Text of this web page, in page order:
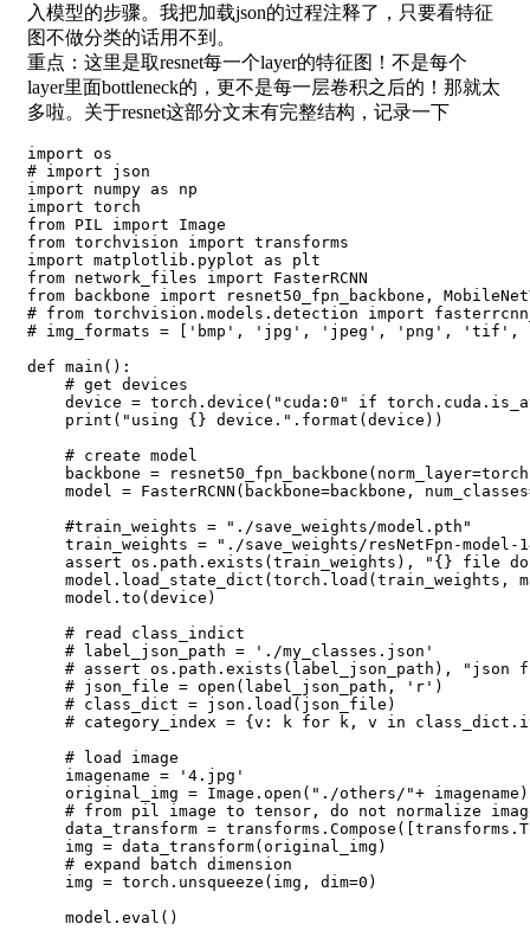
入模型的步骤。我把加载json的过程注释了，只要看特征
图不做分类的话用不到。
重点：这里是取resnet每一个layer的特征图！不是每个
layer里面bottleneck的，更不是每一层卷积之后的！那就太
多啦。关于resnet这部分文末有完整结构，记录一下
import
# import json
import numpy as
import
from PIL import
from torchvision import
import matplotlib . pyplot as
from network_files import
from backbone import resnet50_fpn_backbone ,
# from torchvision.models.detection import
# img_formats = ['bmp', 'jpg', 'jpeg', 'png',
def main ( ) :
# get devices
    device
= torch . device ( "cuda:0" if torch . cuda .
print ( "using {} device." . format ( device ) )
# create model
    backbone
= resnet50_fpn_backbone ( norm_layer=torch
    model
= FasterRCNN ( backbone=backbone , num_classes
#train_weights = "./save_weights/model.pth"
    train_weights
=
"./save_weights/resNetFpn-model-
assert os . path . exists ( train_weights ) ,
"{} file
    model
. load_state_dict ( torch . load ( train_weights ,
    model
. to ( device )
# read class_indict
# label_json_path = './my_classes.json'
# assert os.path.exists(label_json_path),
# json_file = open(label_json_path, 'r')
# class_dict = json.load(json_file)
# category_index = {v: k for k, v in
# load image
    imagename
=
'4.jpg'
    original_img
= Image . open ( "./others/"+ imagename )
# from pil image to tensor, do not normalize
    data_transform
= transforms . Compose ( transforms .
    img
= data_transform( original_img )
# expand batch dimension
    img
= torch . unsqueeze ( img , dim=0 )
    model
. eval ( )